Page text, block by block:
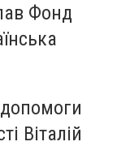
Фонд
Віталій